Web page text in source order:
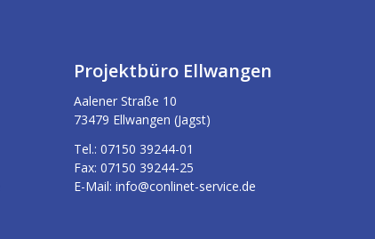
Projektbüro Ellwangen
Aalener Straße 10
73479 Ellwangen (Jagst)
Tel.: 07150 39244-01
Fax: 07150 39244-25
E-Mail: info@conlinet-service.de